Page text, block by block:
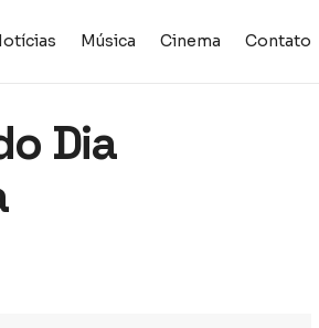
Música Cinema Contato
Dia